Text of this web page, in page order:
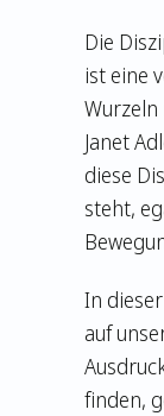
Die
ist eine
Wurzeln
Janet
diese
steht,
In
auf
finden,